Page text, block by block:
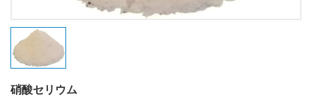
硝酸セリウム